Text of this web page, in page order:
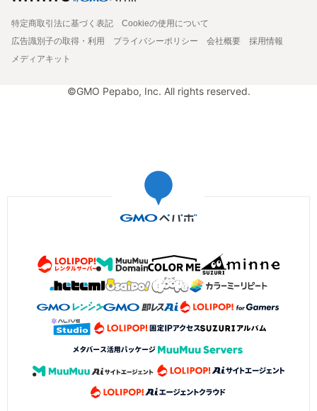
特定商取引法に基づく表記
Cookieの使用について
広告識別子の取得・利用
プライバシーポリシー 会社概要
採用情報
メディアキット
©GMO Pepabo, Inc. All rights reserved.